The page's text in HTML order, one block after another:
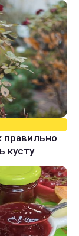
правильно
кусту